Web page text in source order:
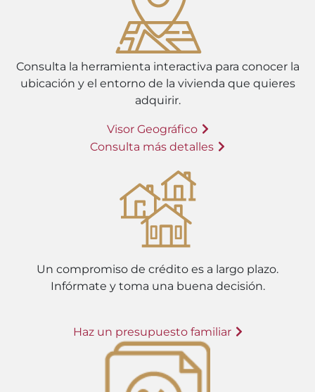
Consulta la herramienta interactiva para conocer la
ubicación y el entorno de la vivienda que quieres
adquirir.
Visor Geográfico
Consulta más detalles
Un compromiso de crédito es a largo plazo.
Infórmate y toma una buena decisión.
Haz un presupuesto familiar